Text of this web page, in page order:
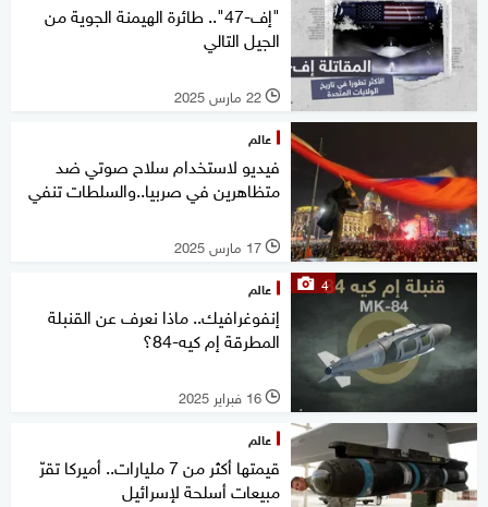
"إف-47".. طائرة الهيمنة الجوية من
الجيل التالي
l 22 مارس 2025
عالم
فيديو لاستخدام سلاح صوتي ضد
متظاهرين في صربيا..والسلطات تنفي
l 17 مارس 2025
4 عالم
إنفوغرافيك.. ماذا نعرف عن القنبلة
المطرقة إم كيه-84؟
l 16 فبراير 2025
عالم
قيمتها أكثر من 7 مليارات.. أميركا تقرّ
مبيعات أسلحة لإسرائيل